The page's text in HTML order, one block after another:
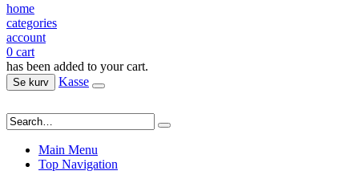
home
categories
account
0 cart
has been added to your cart.
Se kurv Kasse
Main Menu
Top Navigation